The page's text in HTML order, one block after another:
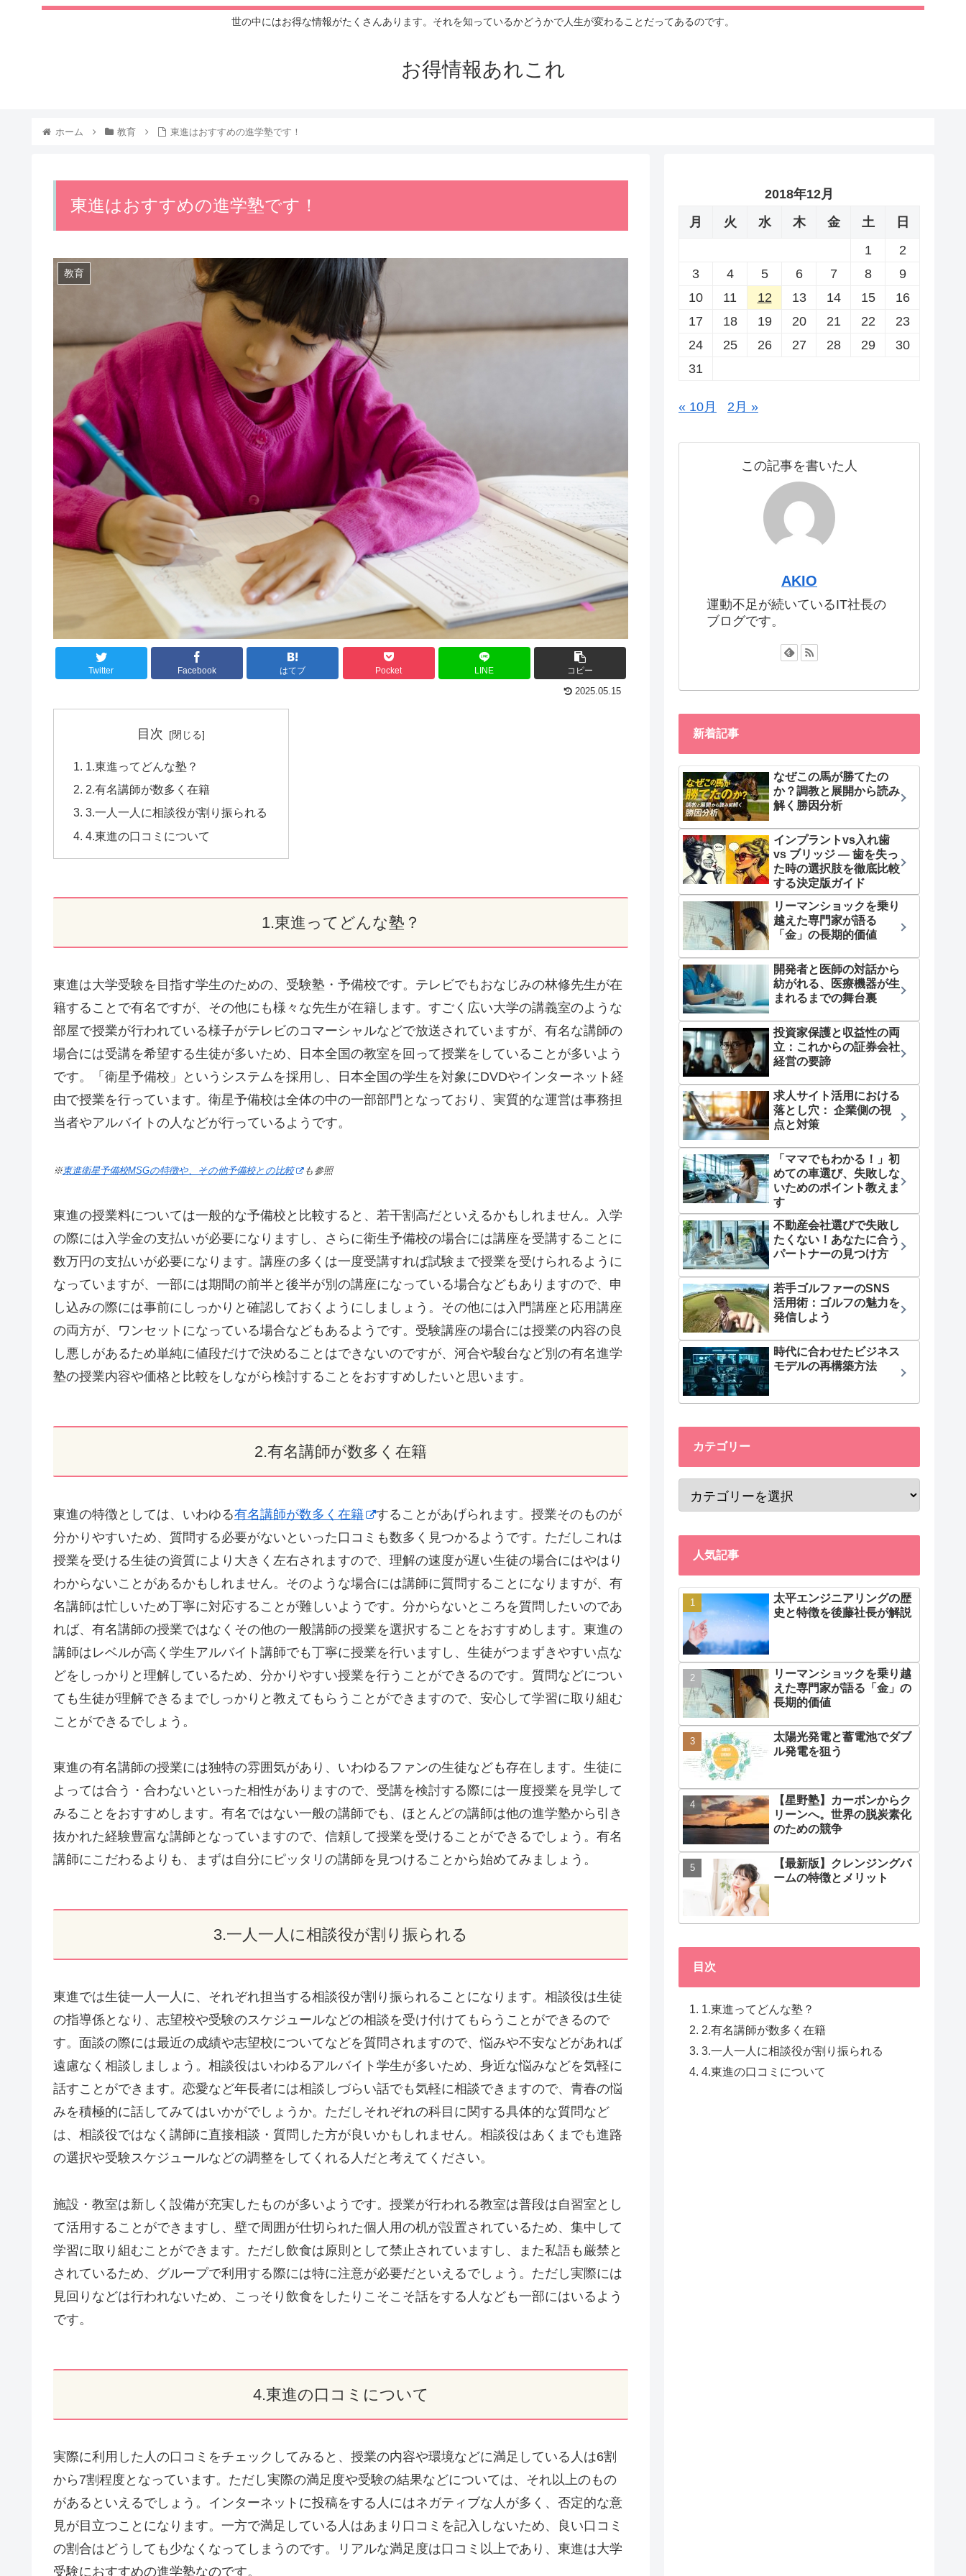
世の中にはお得な情報がたくさんあります。それを知っているかどうかで人生が変わることだってあるのです。
お得情報あれこれ
ホーム 教育 東進はおすすめの進学塾です！
東進はおすすめの進学塾です！
教育
Twitter Facebook はてブ Pocket LINE コピー
2025.05.15
目次
1.東進ってどんな塾？
2.有名講師が数多く在籍
3.一人一人に相談役が割り振られる
4.東進の口コミについて
1.東進ってどんな塾？
東進は大学受験を目指す学生のための、受験塾・予備校です。テレビでもおなじみの林修先生が在
籍することで有名ですが、その他にも様々な先生が在籍します。すごく広い大学の講義室のような
部屋で授業が行われている様子がテレビのコマーシャルなどで放送されていますが、有名な講師の
場合には受講を希望する生徒が多いため、日本全国の教室を回って授業をしていることが多いよう
です。「衛星予備校」というシステムを採用し、日本全国の学生を対象にDVDやインターネット経
由で授業を行っています。衛星予備校は全体の中の一部部門となっており、実質的な運営は事務担
当者やアルバイトの人などが行っているようです。
※東進衛星予備校MSGの特徴や、その他予備校との比較 も参照
東進の授業料については一般的な予備校と比較すると、若干割高だといえるかもしれません。入学
の際には入学金の支払いが必要になりますし、さらに衛生予備校の場合には講座を受講することに
数万円の支払いが必要になります。講座の多くは一度受講すれば試験まで授業を受けられるように
なっていますが、一部には期間の前半と後半が別の講座になっている場合などもありますので、申
し込みの際には事前にしっかりと確認しておくようにしましょう。その他には入門講座と応用講座
の両方が、ワンセットになっている場合などもあるようです。受験講座の場合には授業の内容の良
し悪しがあるため単純に値段だけで決めることはできないのですが、河合や駿台など別の有名進学
塾の授業内容や価格と比較をしながら検討することをおすすめしたいと思います。
2.有名講師が数多く在籍
東進の特徴としては、いわゆる有名講師が数多く在籍
することがあげられます。授業そのものが
分かりやすいため、質問する必要がないといった口コミも数多く見つかるようです。ただしこれは
授業を受ける生徒の資質により大きく左右されますので、理解の速度が遅い生徒の場合にはやはり
わからないことがあるかもしれません。そのような場合には講師に質問することになりますが、有
名講師は忙しいため丁寧に対応することが難しいようです。分からないところを質問したいのであ
れば、有名講師の授業ではなくその他の一般講師の授業を選択することをおすすめします。東進の
講師はレベルが高く学生アルバイト講師でも丁寧に授業を行いますし、生徒がつまずきやすい点な
どをしっかりと理解しているため、分かりやすい授業を行うことができるのです。質問などについ
ても生徒が理解できるまでしっかりと教えてもらうことができますので、安心して学習に取り組む
ことができるでしょう。
東進の有名講師の授業には独特の雰囲気があり、いわゆるファンの生徒なども存在します。生徒に
よっては合う・合わないといった相性がありますので、受講を検討する際には一度授業を見学して
みることをおすすめします。有名ではない一般の講師でも、ほとんどの講師は他の進学塾から引き
抜かれた経験豊富な講師となっていますので、信頼して授業を受けることができるでしょう。有名
講師にこだわるよりも、まずは自分にピッタリの講師を見つけることから始めてみましょう。
3.一人一人に相談役が割り振られる
東進では生徒一人一人に、それぞれ担当する相談役が割り振られることになります。相談役は生徒
の指導係となり、志望校や受験のスケジュールなどの相談を受け付けてもらうことができるので
す。面談の際には最近の成績や志望校についてなどを質問されますので、悩みや不安などがあれば
遠慮なく相談しましょう。相談役はいわゆるアルバイト学生が多いため、身近な悩みなどを気軽に
話すことができます。恋愛など年長者には相談しづらい話でも気軽に相談できますので、青春の悩
みを積極的に話してみてはいかがでしょうか。ただしそれぞれの科目に関する具体的な質問など
は、相談役ではなく講師に直接相談・質問した方が良いかもしれません。相談役はあくまでも進路
の選択や受験スケジュールなどの調整をしてくれる人だと考えてください。
施設・教室は新しく設備が充実したものが多いようです。授業が行われる教室は普段は自習室とし
て活用することができますし、壁で周囲が仕切られた個人用の机が設置されているため、集中して
学習に取り組むことができます。ただし飲食は原則として禁止されていますし、また私語も厳禁と
されているため、グループで利用する際には特に注意が必要だといえるでしょう。ただし実際には
見回りなどは行われないため、こっそり飲食をしたりこそこそ話をする人なども一部にはいるよう
です。
4.東進の口コミについて
実際に利用した人の口コミをチェックしてみると、授業の内容や環境などに満足している人は6割
から7割程度となっています。ただし実際の満足度や受験の結果などについては、それ以上のもの
があるといえるでしょう。インターネットに投稿をする人にはネガティブな人が多く、否定的な意
見が目立つことになります。一方で満足している人はあまり口コミを記入しないため、良い口コミ
の割合はどうしても少なくなってしまうのです。リアルな満足度は口コミ以上であり、東進は大学
受験におすすめの進学塾なのです。
2018年12月
月
火 水 木 金 土
日
1
2
3
4 5 6 7 8
9
10
11 12 13 14 15
16
17
18 19 20 21 22
23
24
25 26 27 28 29
30
31
« 10月 2月 »
この記事を書いた人
AKIO
運動不足が続いているIT社長の
ブログです。
新着記事
なぜこの馬が勝てたの
か？調教と展開から読み
解く勝因分析
インプラントvs入れ歯
vs ブリッジ — 歯を失っ
た時の選択肢を徹底比較
する決定版ガイド
リーマンショックを乗り
越えた専門家が語る
「金」の長期的価値
開発者と医師の対話から
紡がれる、医療機器が生
まれるまでの舞台裏
投資家保護と収益性の両
立：これからの証券会社
経営の要諦
求人サイト活用における
落とし穴： 企業側の視
点と対策
「ママでもわかる！」初
めての車選び、失敗しな
いためのポイント教えま
す
不動産会社選びで失敗し
たくない！あなたに合う
パートナーの見つけ方
若手ゴルファーのSNS
活用術：ゴルフの魅力を
発信しよう
時代に合わせたビジネス
モデルの再構築方法
カテゴリー
人気記事
太平エンジニアリングの歴
史と特徴を後藤社長が解説
リーマンショックを乗り越
えた専門家が語る「金」の
長期的価値
太陽光発電と蓄電池でダブ
ル発電を狙う
【星野塾】カーボンからク
リーンへ。世界の脱炭素化
のための競争
【最新版】クレンジングバ
ームの特徴とメリット
目次
1.東進ってどんな塾？
2.有名講師が数多く在籍
3.一人一人に相談役が割り振られる
4.東進の口コミについて